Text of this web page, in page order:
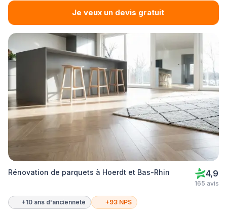
Je veux un devis gratuit
Rénovation de parquets à Hoerdt et Bas-Rhin 4,9
165 avis
+10 ans d'ancienneté +93 NPS